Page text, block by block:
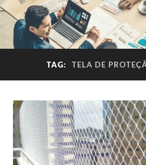
TAG: TELA DE